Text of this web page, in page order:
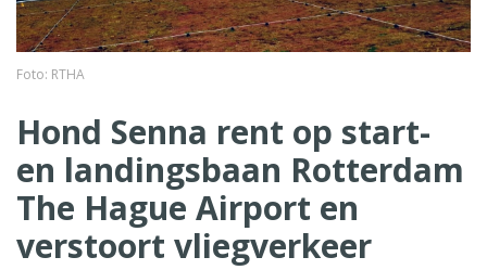
Foto: RTHA
Hond Senna rent op start-
en landingsbaan Rotterdam
The Hague Airport en
verstoort vliegverkeer